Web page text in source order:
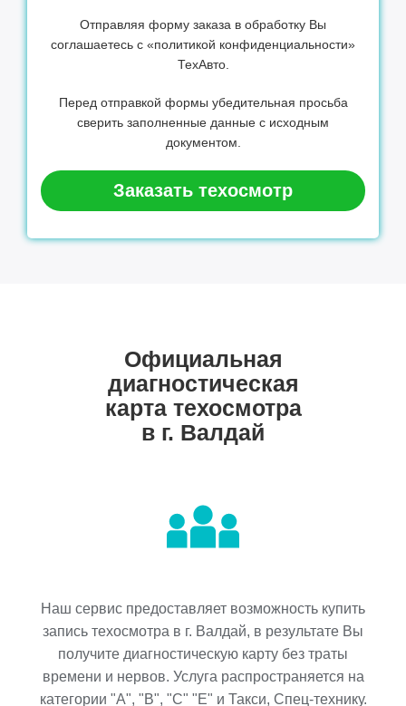
Отправляя форму заказа в обработку Вы
соглашаетесь с «политикой конфиденциальности»
ТехАвто.
Перед отправкой формы убедительная просьба
сверить заполненные данные с исходным
документом.
Заказать техосмотр
Официальная
диагностическая
карта техосмотра
в г. Валдай
Наш сервис предоставляет возможность купить
запись техосмотра в г. Валдай, в результате Вы
получите диагностическую карту без траты
времени и нервов. Услуга распространяется на
категории "A", "B", "C" "E" и Такси, Спец-технику.